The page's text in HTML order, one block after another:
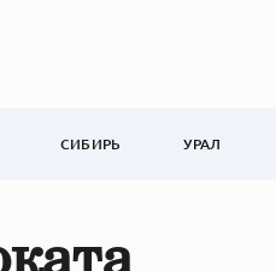
СИБИРЬ УРАЛ